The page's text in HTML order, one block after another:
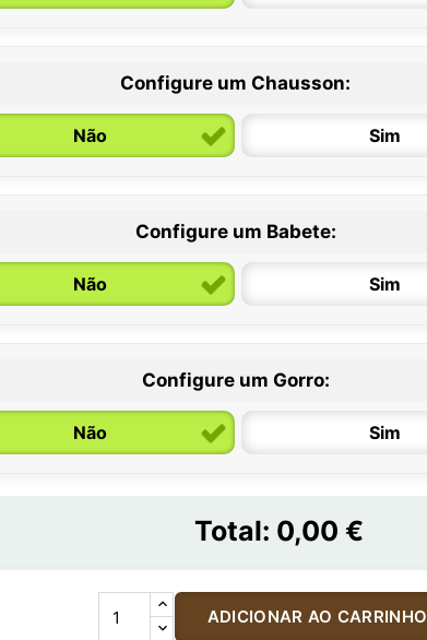
6 / 12 meses
Configure um Chausson:
Não Sim
Configure um Babete:
Não Sim
Configure um Gorro:
Não Sim
Total: 0,00 €
ADICIONAR AO CARRINHO